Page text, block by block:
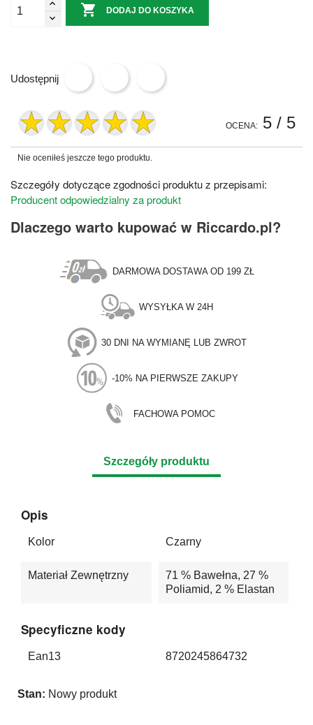
 DODAJ DO KOSZYKA
Udostępnij
OCENA: 5 / 5
Nie oceniłeś jeszcze tego produktu.
Szczegóły dotyczące zgodności produktu z przepisami:
Producent odpowiedzialny za produkt
Dlaczego warto kupować w Riccardo.pl?
DARMOWA DOSTAWA OD 199 ZŁ
WYSYŁKA W 24H
30 DNI NA WYMIANĘ LUB ZWROT
-10% NA PIERWSZE ZAKUPY
FACHOWA POMOC
Szczegóły produktu
Opis
Kolor Czarny
Materiał Zewnętrzny
71 % Bawełna, 27 %
Poliamid, 2 % Elastan
Specyficzne kody
Ean13 8720245864732
Stan: Nowy produkt